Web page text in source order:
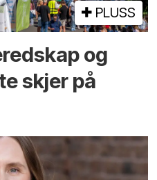
PLUSS
og
skjer på